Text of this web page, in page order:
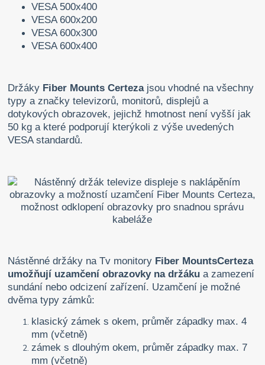
VESA 500x400
VESA 600x200
VESA 600x300
VESA 600x400
Držáky Fiber Mounts Certezajsou vhodné na všechny
typy a značky televizorů, monitorů, displejů a
dotykových obrazovek, jejichž hmotnost není vyšší jak
50 kg a které podporují kterýkoli z výše uvedených
VESA standardů.
Nástěnné držáky na Tv monitory Fiber MountsCerteza
umožňují uzamčení obrazovky na držáku a zamezení
sundání nebo odcizení zařízení. Uzamčení je možné
dvěma typy zámků:
klasický zámek s okem, průměr západky max. 4
mm (včetně)
zámek s dlouhým okem, průměr západky max. 7
mm (včetně)